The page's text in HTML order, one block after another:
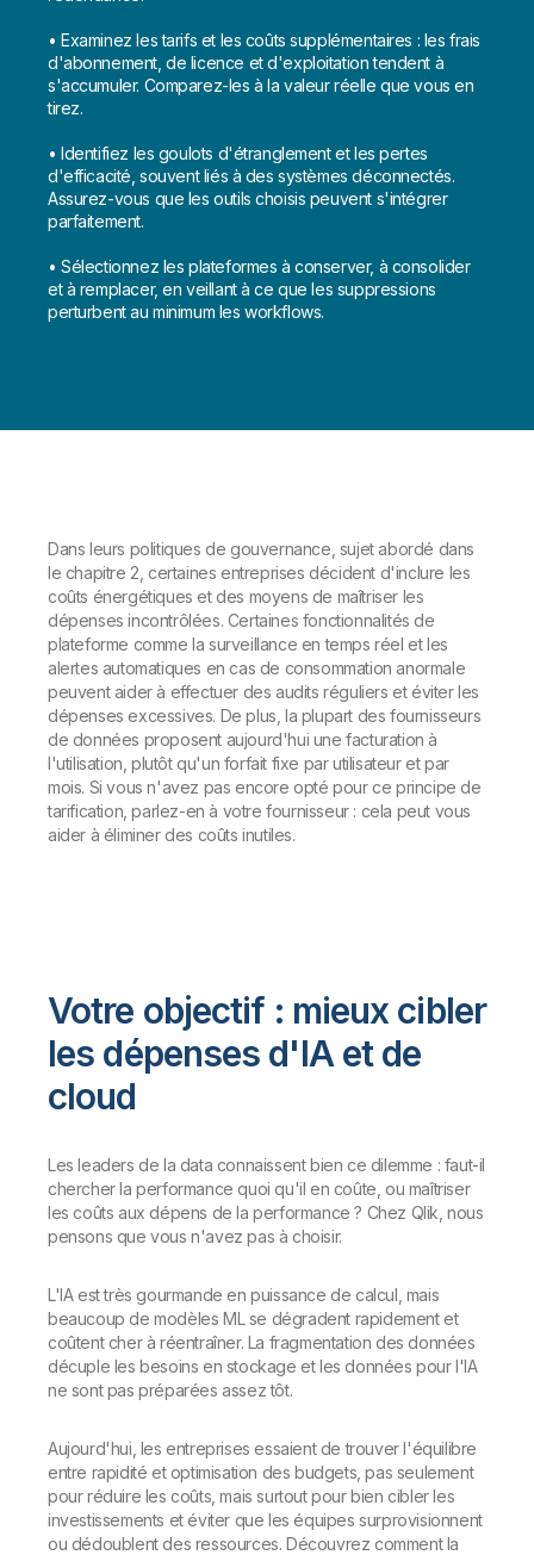
• Examinez les tarifs et les coûts supplémentaires : les frais
d'abonnement, de licence et d'exploitation tendent à
s'accumuler. Comparez-les à la valeur réelle que vous en
tirez.
• Identifiez les goulots d'étranglement et les pertes
d'efficacité, souvent liés à des systèmes déconnectés.
Assurez-vous que les outils choisis peuvent s'intégrer
parfaitement.
• Sélectionnez les plateformes à conserver, à consolider
et à remplacer, en veillant à ce que les suppressions
perturbent au minimum les workflows.
Dans leurs politiques de gouvernance, sujet abordé dans
le chapitre 2, certaines entreprises décident d'inclure les
coûts énergétiques et des moyens de maîtriser les
dépenses incontrôlées. Certaines fonctionnalités de
plateforme comme la surveillance en temps réel et les
alertes automatiques en cas de consommation anormale
peuvent aider à effectuer des audits réguliers et éviter les
dépenses excessives. De plus, la plupart des fournisseurs
de données proposent aujourd'hui une facturation à
l'utilisation, plutôt qu'un forfait fixe par utilisateur et par
mois. Si vous n'avez pas encore opté pour ce principe de
tarification, parlez-en à votre fournisseur : cela peut vous
aider à éliminer des coûts inutiles.
Votre objectif : mieux cibler
les dépenses d'IA et de
cloud
Les leaders de la data connaissent bien ce dilemme : faut-il
chercher la performance quoi qu'il en coûte, ou maîtriser
les coûts aux dépens de la performance ? Chez Qlik, nous
pensons que vous n'avez pas à choisir.
L'IA est très gourmande en puissance de calcul, mais
beaucoup de modèles ML se dégradent rapidement et
coûtent cher à réentraîner. La fragmentation des données
décuple les besoins en stockage et les données pour l'IA
ne sont pas préparées assez tôt.
Aujourd'hui, les entreprises essaient de trouver l'équilibre
entre rapidité et optimisation des budgets, pas seulement
pour réduire les coûts, mais surtout pour bien cibler les
investissements et éviter que les équipes surprovisionnent
ou dédoublent des ressources. Découvrez comment la